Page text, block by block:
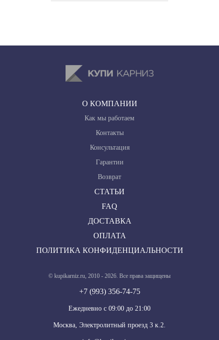
О КОМПАНИИ
Как мы работаем
Контакты
Консультация
Гарантии
Возврат
СТАТЬИ
FAQ
ДОСТАВКА
ОПЛАТА
ПОЛИТИКА КОНФИДЕНЦИАЛЬНОСТИ
© kupikarniz.ru, 2010 - 2026. Все права защищены
+7 (993) 356-74-75
Eжедневно с 09:00 до 21:00
Москва, Электролитный проезд 3 к.2.